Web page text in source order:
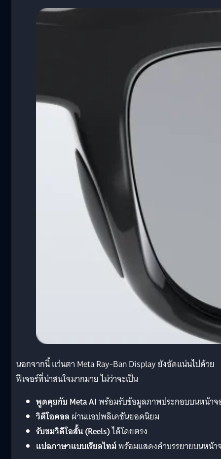
นอกจากนี้ แว่นตา Meta Ray-Ban Display ยังอัดแน่นไปด้วย
ฟีเจอร์ที่น่าสนใจมากมาย ไม่ว่าจะเป็น
พูดคุยกับ Meta AIพร้อมรับข้อมูลภาพประกอบบนหน้า
วิดีโอคอล ผ่านแอปพลิเคชันยอดนิยม
รับชมวิดีโอสั้น (Reels)ได้โดยตรง
แปลภาษาแบบเรียลไทม์พร้อมแสดงคำบรรยายบนหน้า